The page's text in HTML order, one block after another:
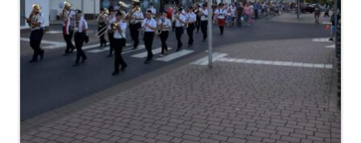
Musikzug
Infos
Termine
Chronik des Musikzug